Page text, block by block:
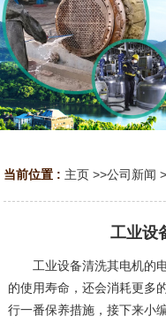
当前位置 : 主页 >>公司新闻
工业设
工业设备清洗其电机的电
的使用寿命，还会消耗更多
行一番保养措施，接下来小